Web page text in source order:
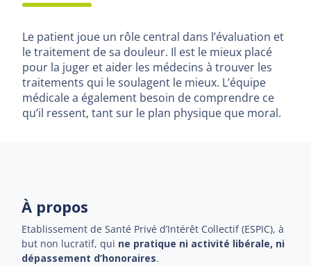
Le patient joue un rôle central dans l’évaluation et
le traitement de sa douleur. Il est le mieux placé
pour la juger et aider les médecins à trouver les
traitements qui le soulagent le mieux. L’équipe
médicale a également besoin de comprendre ce
qu’il ressent, tant sur le plan physique que moral.
À propos
Etablissement de Santé Privé d’Intérêt Collectif (ESPIC), à
but non lucratif, qui ne pratique ni activité libérale, ni
dépassement d’honoraires.